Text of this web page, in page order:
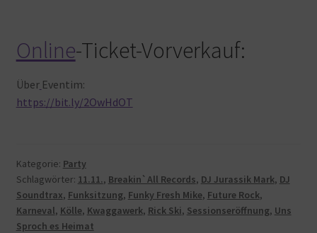
Online-Ticket-Vorverkauf:
Über Eventim:
https://bit.ly/2OwHdOT
Kategorie: Party
Schlagwörter: 11.11., Breakin`All Records, DJ Jurassik Mark, DJ
Soundtrax, Funksitzung, Funky Fresh Mike, Future Rock,
Karneval, Kölle, Kwaggawerk, Rick Ski, Sessionseröffnung, Uns
Sproch es Heimat